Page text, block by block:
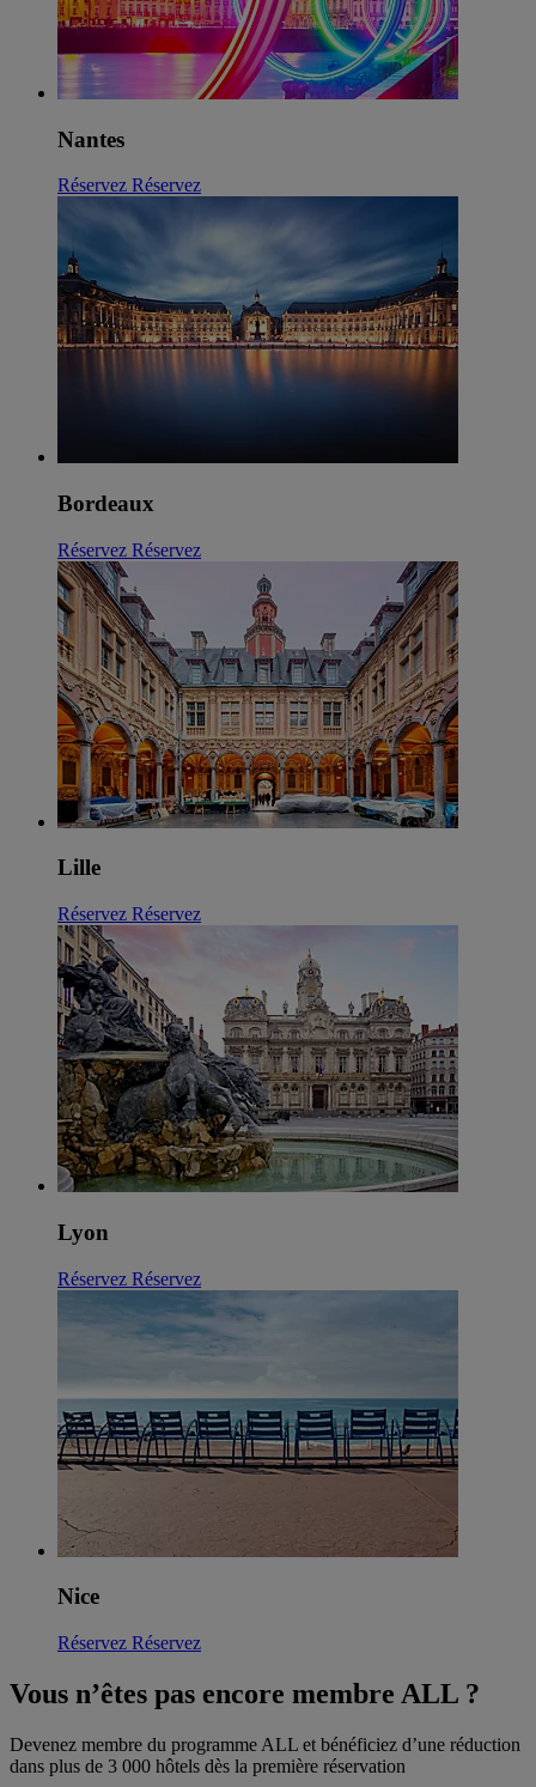
Nantes
Réservez Réservez
Bordeaux
Réservez Réservez
Lille
Réservez Réservez
Lyon
Réservez Réservez
Nice
Réservez Réservez
Vous n’êtes pas encore membre ALL ?
Devenez membre du programme ALL et bénéficiez d’une réduction
dans plus de 3 000 hôtels dès la première réservation